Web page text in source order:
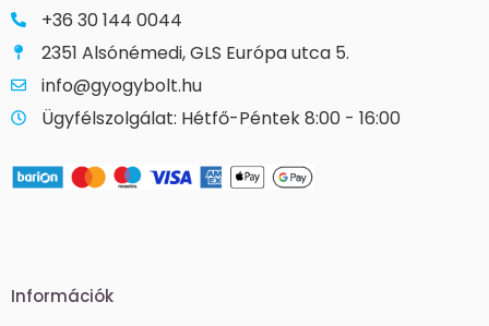
+36 30 144 0044
2351 Alsónémedi, GLS Európa utca 5.
info@gyogybolt.hu
Ügyfélszolgálat: Hétfő-Péntek 8:00 - 16:00
Információk